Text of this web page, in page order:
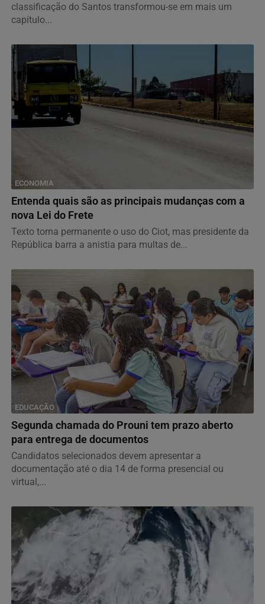
classificação do Santos transformou-se em mais um
capítulo...
ECONOMIA
Entenda quais são as principais mudanças com a
nova Lei do Frete
Texto torna permanente o uso do Ciot, mas presidente da
República barra a anistia para multas de...
EDUCAÇÃO
Segunda chamada do Prouni tem prazo aberto
para entrega de documentos
Candidatos selecionados devem apresentar a
documentação até o dia 14 de forma presencial ou
virtual,...